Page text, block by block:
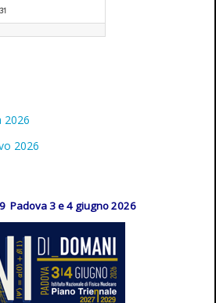
31
2026
2026
Padova 3 e 4 giugno 2026